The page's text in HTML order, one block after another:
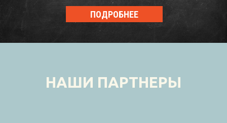
ПОДРОБНЕЕ
НАШИ ПАРТНЕРЫ